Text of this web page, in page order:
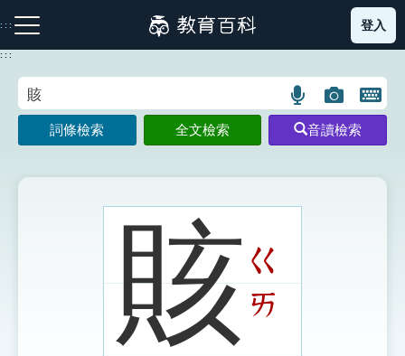
到
主
:::
注音索引圖示 筆畫索引圖示 部首索引表圖示
登入
:::
語
言
搜
示
圖
片
搜
開
鍵
圖
詞條檢索 全文檢索 音讀檢索
賅ㄍ
ㄞ